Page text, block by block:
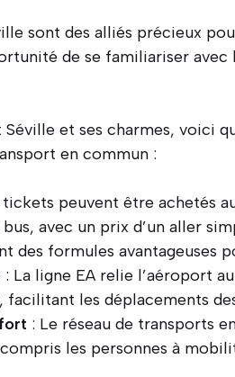
sont des alliés précieux
de se familiariser avec
et ses charmes, voici
en commun :
tickets peuvent être achetés
avec un prix d’un aller
des formules avantageuses
: La ligne EA relie l’aéroport
les déplacements
: Le réseau de transports
les personnes à